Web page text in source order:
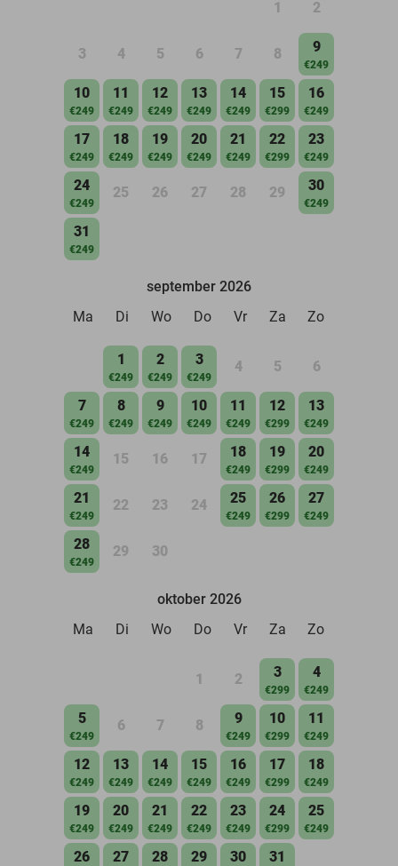
1 2
3 4 5 6 7 8 9
€249
10
€249
11
€249
12
€249
13
€249
14
€249
15
€299
16
€249
17
€249
18
€249
19
€249
20
€249
21
€249
22
€299
23
€249
24
€249
25 26 27 28 29 30
€249
31
€249
september 2026
Ma
Di Wo Do Vr Za Zo
1
€249
2
€249
3
€249
4 5 6
7
€249
8
€249
9
€249
10
€249
11
€249
12
€299
13
€249
14
€249
15 16 17 18
€249
19
€299
20
€249
21
€249
22 23 24 25
€249
26
€299
27
€249
28
€249
29 30
oktober 2026
Ma
Di Wo Do Vr Za Zo
1 2 3
€299
4
€249
5
€249
6 7 8 9
€249
10
€299
11
€249
12
€249
13
€249
14
€249
15
€249
16
€249
17
€299
18
€249
19
€249
20
€249
21
€249
22
€249
23
€249
24
€299
25
€249
26 27 28 29 30 31